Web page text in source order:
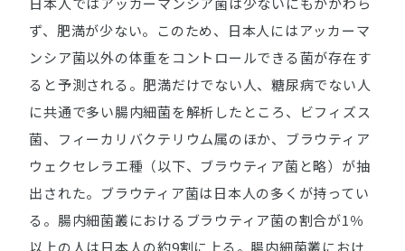
ず、肥満が少ない。このため、日本人にはアッカーマ
ンシア菌以外の体重をコントロールできる菌が存在す
ると予測される。肥満だけでない人、糖尿病でない人
に共通で多い腸内細菌を解析したところ、ビフィズス
菌、フィーカリバクテリウム属のほか、ブラウティア
ウェクセレラエ種（以下、ブラウティア菌と略）が抽
出された。ブラウティア菌は日本人の多くが持ってい
る。腸内細菌叢におけるブラウティア菌の割合が1％
以上の人は日本人の約9割に上る。腸内細菌叢におけ